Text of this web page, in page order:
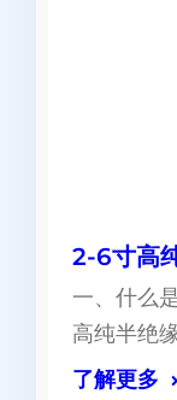
2-6寸高
一、什么
高纯半绝
了解更多